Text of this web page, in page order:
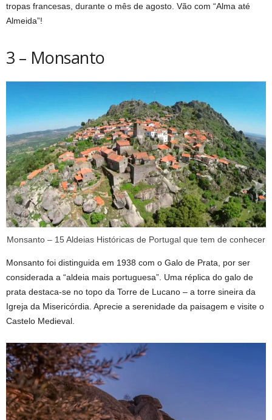
tropas francesas, durante o mês de agosto. Vão com “Alma até
Almeida”!
3 – Monsanto
Monsanto – 15 Aldeias Históricas de Portugal que tem de conhecer
Monsanto foi distinguida em 1938 com o Galo de Prata, por ser
considerada a “aldeia mais portuguesa”. Uma réplica do galo de
prata destaca-se no topo da Torre de Lucano – a torre sineira da
Igreja da Misericórdia. Aprecie a serenidade da paisagem e visite o
Castelo Medieval.